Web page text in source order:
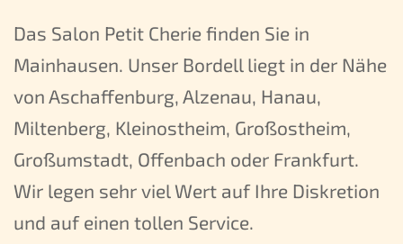
Das Salon Petit Cherie finden Sie in
Mainhausen. Unser Bordell liegt in der Nähe
von Aschaffenburg, Alzenau, Hanau,
Miltenberg, Kleinostheim, Großostheim,
Großumstadt, Offenbach oder Frankfurt.
Wir legen sehr viel Wert auf Ihre Diskretion
und auf einen tollen Service.